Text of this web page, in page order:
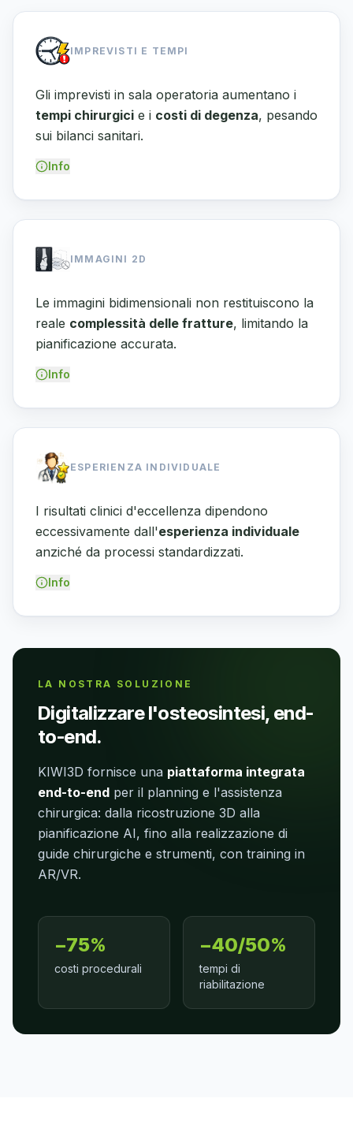
IMPREVISTI E TEMPI
Gli imprevisti in sala operatoria aumentano i
tempi chirurgici e i costi di degenza, pesando
sui bilanci sanitari.
Info
IMMAGINI 2D
Le immagini bidimensionali non restituiscono la
reale complessità delle fratture, limitando la
pianificazione accurata.
Info
ESPERIENZA INDIVIDUALE
I risultati clinici d'eccellenza dipendono
eccessivamente dall'esperienza individuale
anziché da processi standardizzati.
Info
LA NOSTRA SOLUZIONE
Digitalizzare l'osteosintesi, end-
to-end.
KIWI3D fornisce una piattaforma integrata
end-to-end per il planning e l'assistenza
chirurgica: dalla ricostruzione 3D alla
pianificazione AI, fino alla realizzazione di
guide chirurgiche e strumenti, con training in
AR/VR.
−75%
costi procedurali
−40/50%
tempi di
riabilitazione